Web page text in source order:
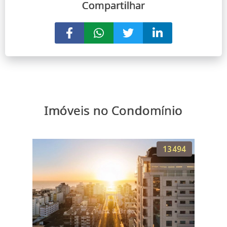
Compartilhar
Imóveis no Condomínio
13494